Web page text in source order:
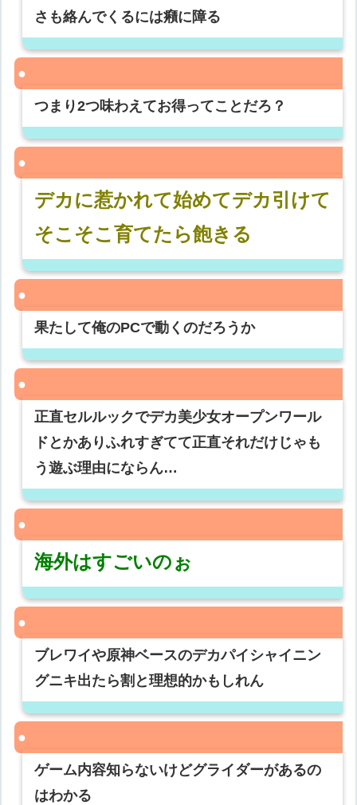
さも絡んでくるには癪に障る
つまり2つ味わえてお得ってことだろ？
デカに惹かれて始めてデカ引けて
そこそこ育てたら飽きる
果たして俺のPCで動くのだろうか
正直セルルックでデカ美少女オープンワール
ドとかありふれすぎてて正直それだけじゃも
う遊ぶ理由にならん…
海外はすごいのぉ
ブレワイや原神ベースのデカパイシャイニン
グニキ出たら割と理想的かもしれん
ゲーム内容知らないけどグライダーがあるの
はわかる